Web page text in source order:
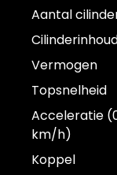
Aantal
Vermogen
Topsnelheid
Acceleratie
km/h)
Koppel